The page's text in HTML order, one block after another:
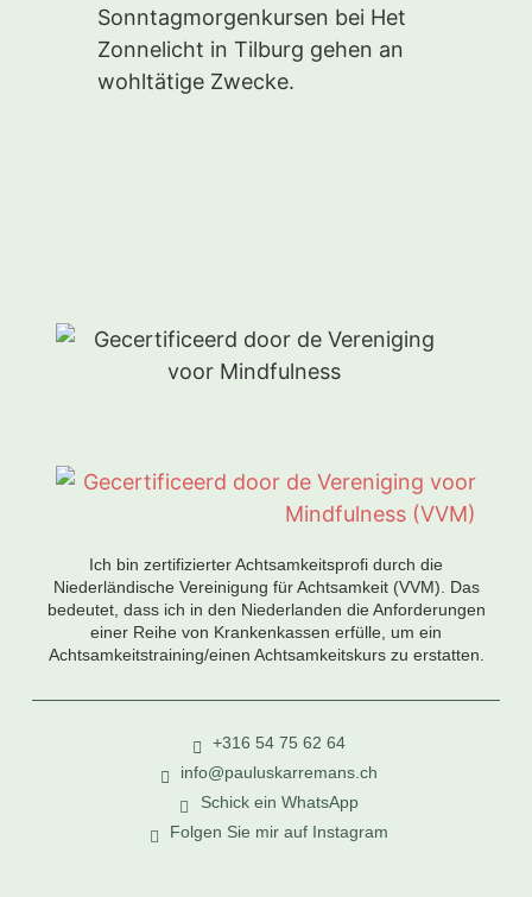
Sonntagmorgenkursen bei Het
Zonnelicht in Tilburg gehen an
wohltätige Zwecke.
Ich bin zertifizierter Achtsamkeitsprofi durch die
Niederländische Vereinigung für Achtsamkeit (VVM). Das
bedeutet, dass ich in den Niederlanden die Anforderungen
einer Reihe von Krankenkassen erfülle, um ein
Achtsamkeitstraining/einen Achtsamkeitskurs zu erstatten.
+316 54 75 62 64
info@pauluskarremans.ch
Schick ein WhatsApp
Folgen Sie mir auf Instagram